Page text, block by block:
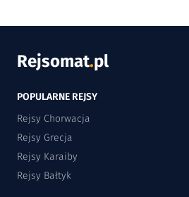
Rejsomat.pl
POPULARNE REJSY
Rejsy Chorwacja
Rejsy Grecja
Rejsy Karaiby
Rejsy Bałtyk